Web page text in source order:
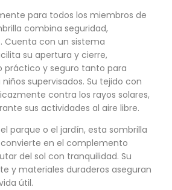
para todos los miembros de
combina seguridad,
Cuenta con un sistema
su apertura y cierre,
práctico y seguro tanto para
supervisados. Su tejido con
contra los rayos solares,
sus actividades al aire libre.
parque o el jardín, esta sombrilla
en el complemento
del sol con tranquilidad. Su
y materiales duraderos aseguran
útil.